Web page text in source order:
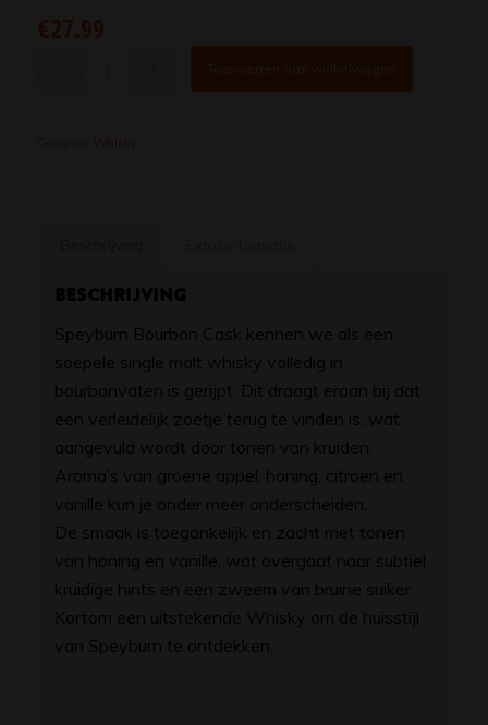
€27.99
Toevoegen aan winkelwagen
Whisky
Beschrijving
Speyburn Bourbon Cask kennen we als een
soepele single malt whisky volledig in
bourbonvaten is gerijpt. Dit draagt eraan bij dat
een verleidelijk zoetje terug te vinden is, wat
aangevuld wordt door tonen van kruiden.
Aroma’s van groene appel, honing, citroen en
vanille kun je onder meer onderscheiden.
De smaak is toegankelijk en zacht met tonen
van honing en vanille, wat overgaat naar subtiel
kruidige hints en een zweem van bruine suiker.
Kortom een uitstekende Whisky om de huisstijl
van Speyburn te ontdekken.